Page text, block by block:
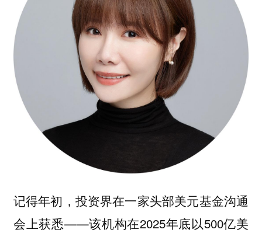
记得年初，投资界在一家头部美元基金沟通
会上获悉——该机构在2025年底以500亿美